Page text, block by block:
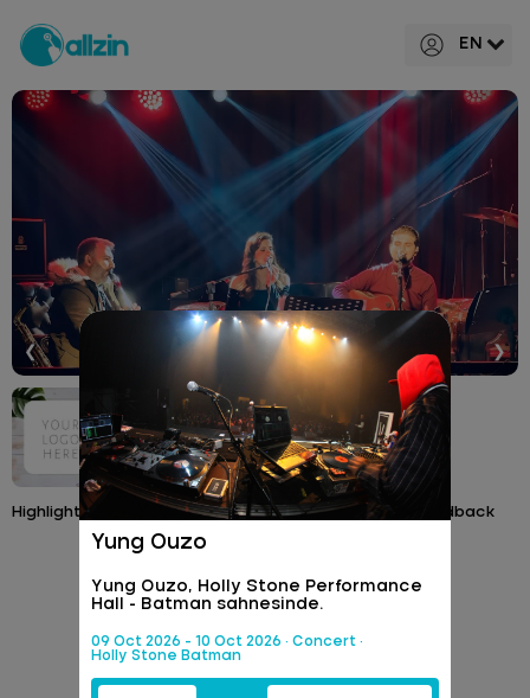
EN
❮ ❯
Holly Stone Batman
@hollystonebatman
Highlights Menu Events Feedback
Yung Ouzo
Yung Ouzo, Holly Stone Performance
Hall - Batman sahnesinde.
09 Oct 2026 - 10 Oct 2026 · Concert ·
Holly Stone Batman